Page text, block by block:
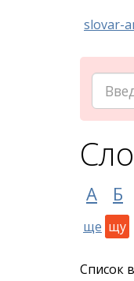
slovar-
А Б
ще щу
Список